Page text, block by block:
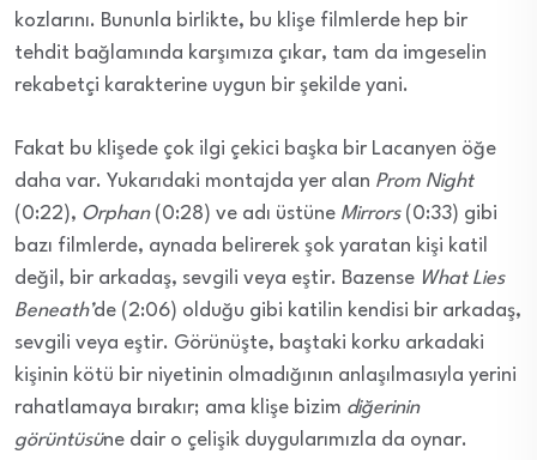
kozlarını. Bununla birlikte, bu klişe filmlerde hep bir
tehdit bağlamında karşımıza çıkar, tam da imgeselin
rekabetçi karakterine uygun bir şekilde yani.
Fakat bu klişede çok ilgi çekici başka bir Lacanyen öğe
daha var. Yukarıdaki montajda yer alan Prom Night
(0:22), Orphan(0:28) ve adı üstüne Mirrors(0:33) gibi
bazı filmlerde, aynada belirerek şok yaratan kişi katil
değil, bir arkadaş, sevgili veya eştir. Bazense What Lies
Beneath’de (2:06) olduğu gibi katilin kendisi bir arkadaş,
sevgili veya eştir. Görünüşte, baştaki korku arkadaki
kişinin kötü bir niyetinin olmadığının anlaşılmasıyla yerini
rahatlamaya bırakır; ama klişe bizim diğerinin
görüntüsüne dair o çelişik duygularımızla da oynar.